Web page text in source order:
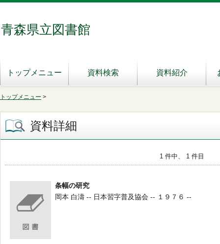
青森県立図書館
トップメニュー 資料検索 資料紹介
トップメニュー >
資料詳細
1 件中、 1 件目
条幅の研究
岡本 白濤 -- 日本習字普及協会 -- １９７６ --